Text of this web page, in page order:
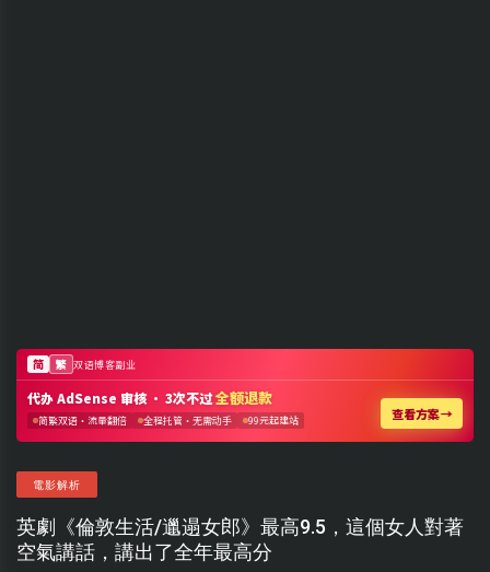
電影解析
英劇《倫敦生活/邋遢女郎》最高9.5，這個女人對著
空氣講話，講出了全年最高分